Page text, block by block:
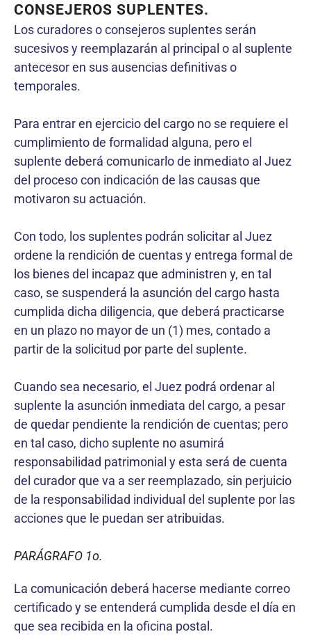
CONSEJEROS SUPLENTES.
Los curadores o consejeros suplentes serán
sucesivos y reemplazarán al principal o al suplente
antecesor en sus ausencias definitivas o
temporales.
Para entrar en ejercicio del cargo no se requiere el
cumplimiento de formalidad alguna, pero el
suplente deberá comunicarlo de inmediato al Juez
del proceso con indicación de las causas que
motivaron su actuación.
Con todo, los suplentes podrán solicitar al Juez
ordene la rendición de cuentas y entrega formal de
los bienes del incapaz que administren y, en tal
caso, se suspenderá la asunción del cargo hasta
cumplida dicha diligencia, que deberá practicarse
en un plazo no mayor de un (1) mes, contado a
partir de la solicitud por parte del suplente.
Cuando sea necesario, el Juez podrá ordenar al
suplente la asunción inmediata del cargo, a pesar
de quedar pendiente la rendición de cuentas; pero
en tal caso, dicho suplente no asumirá
responsabilidad patrimonial y esta será de cuenta
del curador que va a ser reemplazado, sin perjuicio
de la responsabilidad individual del suplente por las
acciones que le puedan ser atribuidas.
PARÁGRAFO 1o.
La comunicación deberá hacerse mediante correo
certificado y se entenderá cumplida desde el día en
que sea recibida en la oficina postal.